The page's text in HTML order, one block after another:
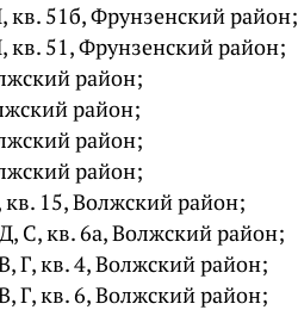
кв. 51б, Фрунзенский район;
кв. 51, Фрунзенский район;
район;
район;
район;
район;
кв. 15, Волжский район;
С, кв. 6а, Волжский район;
Г, кв. 4, Волжский район;
Г, кв. 6, Волжский район;